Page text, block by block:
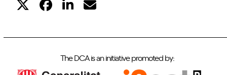
The DCA is an initiative promoted by: